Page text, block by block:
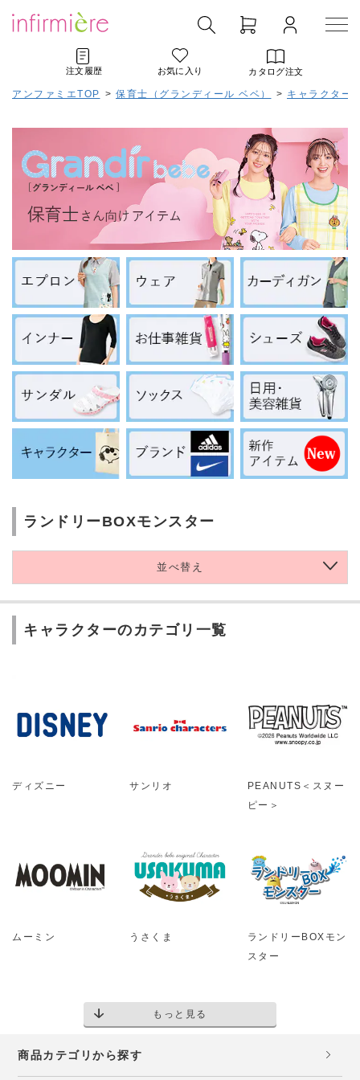
注文履歴 お気に入り カタログ注文
アンファミエTOP > 保育士（グランディール ベベ） > キャラクター
ランドリーBOXモンスター
並べ替え
キャラクターのカテゴリ一覧
ディズニー サンリオ
PEANUTS＜スヌー
ピー＞
ムーミン うさくま
ランドリーBOXモン
スター
もっと見る
商品カテゴリから探す